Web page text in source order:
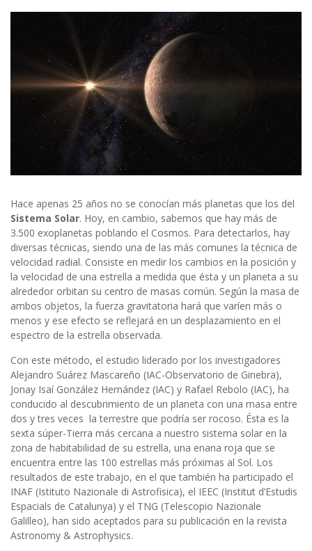
Hace apenas 25 años no se conocían más planetas que los del
Sistema Solar. Hoy, en cambio, sabemos que hay más de
3.500 exoplanetas poblando el Cosmos. Para detectarlos, hay
diversas técnicas, siendo una de las más comunes la técnica de
velocidad radial. Consiste en medir los cambios en la posición y
la velocidad de una estrella a medida que ésta y un planeta a su
alrededor orbitan su centro de masas común. Según la masa de
ambos objetos, la fuerza gravitatoria hará que varíen más o
menos y ese efecto se reflejará en un desplazamiento en el
espectro de la estrella observada.
Con este método, el estudio liderado por los investigadores
Alejandro Suárez Mascareño (IAC-Observatorio de Ginebra),
Jonay Isaí González Hernández (IAC) y Rafael Rebolo (IAC), ha
conducido al descubrimiento de un planeta con una masa entre
dos y tres veces la terrestre que podría ser rocoso. Ésta es la
sexta súper-Tierra más cercana a nuestro sistema solar en la
zona de habitabilidad de su estrella, una enana roja que se
encuentra entre las 100 estrellas más próximas al Sol. Los
resultados de este trabajo, en el que también ha participado el
INAF (Istituto Nazionale di Astrofisica), el IEEC (Institut d’Estudis
Espacials de Catalunya) y el TNG (Telescopio Nazionale
Galilleo), han sido aceptados para su publicación en la revista
Astronomy & Astrophysics.